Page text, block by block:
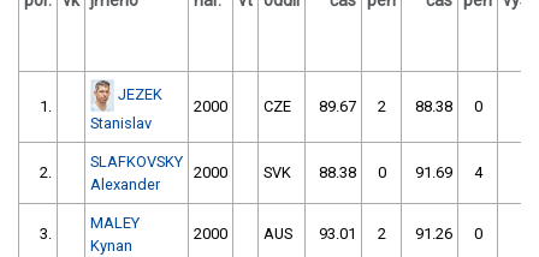
1.
JEZEK
Stanislav
2000 CZE 89.67 2 88.38 0
2.
SLAFKOVSKY
Alexander
2000 SVK 88.38 0 91.69 4
3.
MALEY
Kynan
2000 AUS 93.01 2 91.26 0